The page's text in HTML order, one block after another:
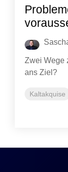
Zwei Wege
ans Ziel?
Kaltakquise